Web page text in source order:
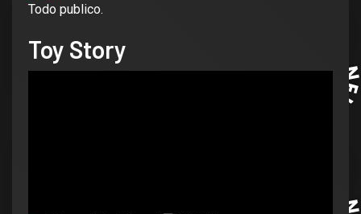
Todo publico.
Toy Story